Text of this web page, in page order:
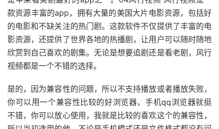
款资源丰富的app，拥有大量的美国大片电影资源，包括好
的电影和不缺关注的热门剧。这款软件不仅提供了丰富的电
影资源，还提供了世界各地的热播剧，让用户可以随时随地
欣赏到自己喜欢的剧集。无论是想要追剧还是看老剧，风行
视频都是一个不错的选择。
是的，因为兼容性的问题，所以不支持播放或者播放失败，
你可以用一个兼容性比较的好浏览器，手机qq浏览器就挺
不错，你可以放心使用，我就是比较的喜欢这个的兼容性，